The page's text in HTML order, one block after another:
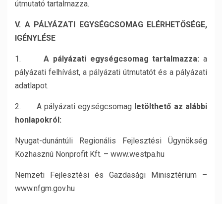
útmutató tartalmazza.
V. A PÁLYÁZATI EGYSÉGCSOMAG ELÉRHETŐSÉGE,
IGÉNYLÉSE
1.A pályázati egységcsomag tartalmazza: a
pályázati felhívást, a pályázati útmutatót és a pályázati
adatlapot.
2. A pályázati egységcsomag letölthető az alábbi
honlapokról:
Nyugat-dunántúli Regionális Fejlesztési Ügynökség
Közhasznú Nonprofit Kft. – www.westpa.hu
Nemzeti Fejlesztési és Gazdasági Minisztérium –
www.nfgm.gov.hu